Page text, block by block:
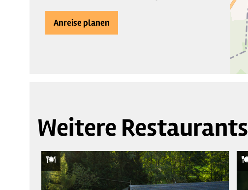
Anreise planen
Weitere Restaurants